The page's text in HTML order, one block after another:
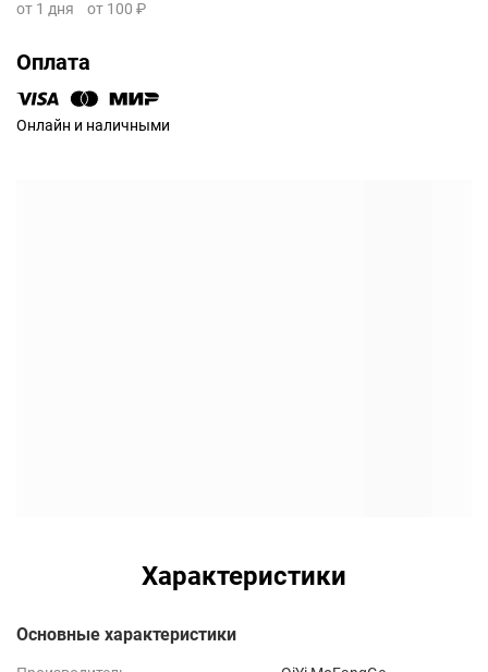
от 1 дня
от 100 ₽
Оплата
Онлайн и наличными
Характеристики
Основные характеристики